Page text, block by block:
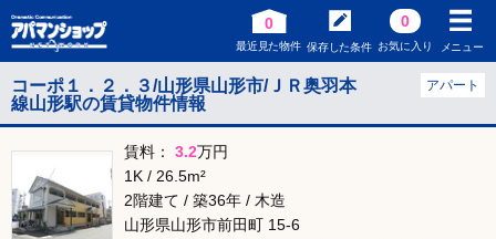
0
最近見た物件 保存した条件
0
お気に入り メニュー
コーポ１．２．３/山形県山形市/ＪＲ奥羽本
線山形駅の賃貸物件情報
アパート
賃料： 3.2万円
1K / 26.5m²
2階建て / 築36年 / 木造
山形県山形市前田町 15-6